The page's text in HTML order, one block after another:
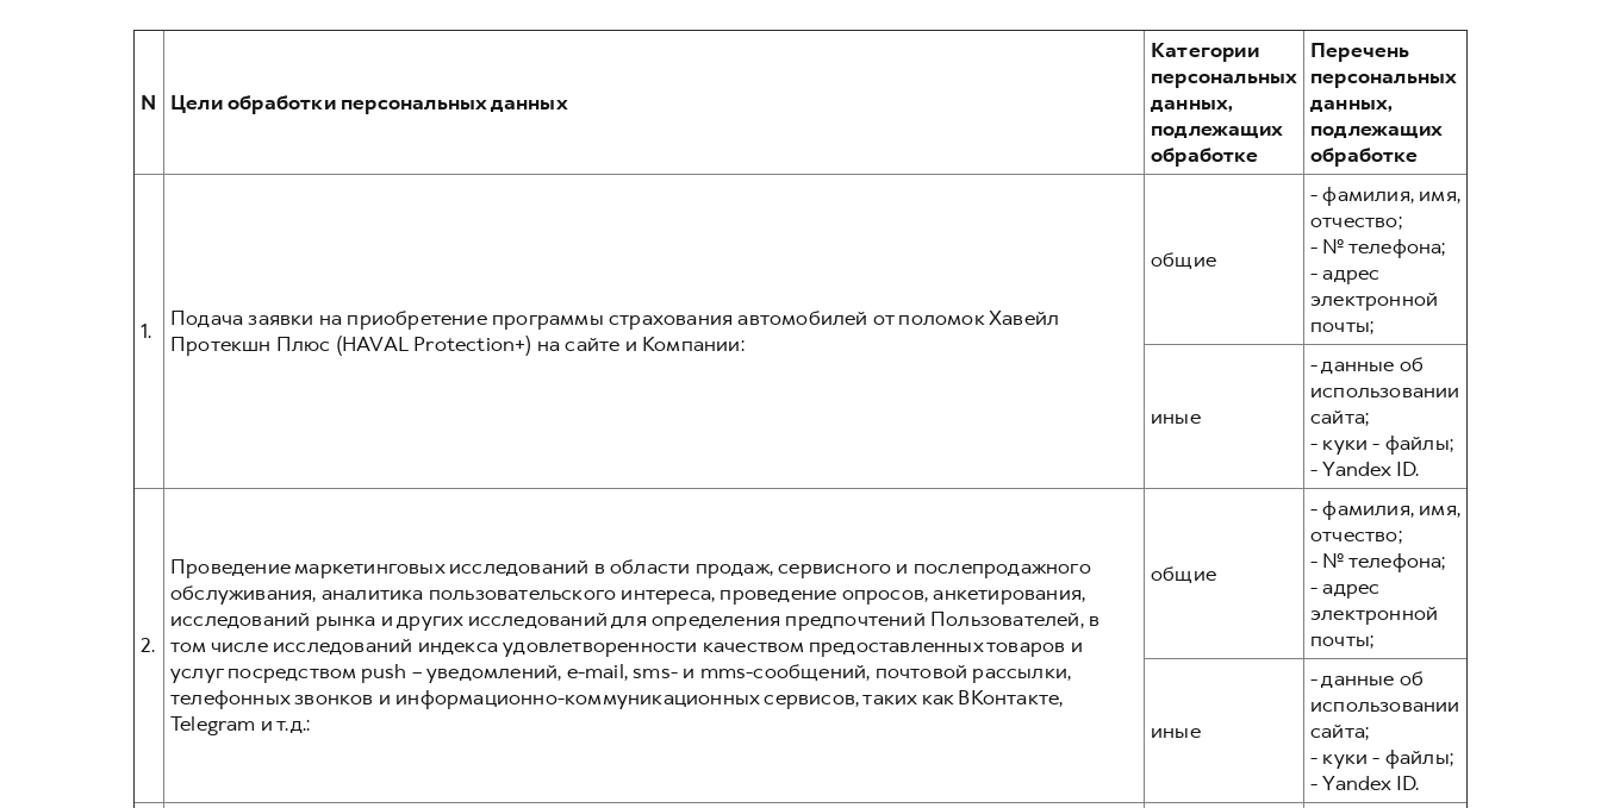
N Цели обработки персональных данных
Категории
персональных
данных,
подлежащих
обработке
Перечень
персональных
данных,
подлежащих
обработке
1.
Подача заявки на приобретение программы страхования автомобилей от поломок Хавейл
Протекшн Плюс (HAVAL Protection+) на сайте и Компании:
общие
- фамилия, имя,
отчество;
- № телефона;
- адрес
электронной
почты;
иные
- данные об
использовании
сайта;
- куки - файлы;
- Yandex ID.
2.
Проведение маркетинговых исследований в области продаж, сервисного и послепродажного
обслуживания, аналитика пользовательского интереса, проведение опросов, анкетирования,
исследований рынка и других исследований для определения предпочтений Пользователей, в
том числе исследований индекса удовлетворенности качеством предоставленных товаров и
услуг посредством push – уведомлений, e-mail, sms- и mms-сообщений, почтовой рассылки,
телефонных звонков и информационно-коммуникационных сервисов, таких как ВКонтакте,
Telegram и т.д.:
общие
- фамилия, имя,
отчество;
- № телефона;
- адрес
электронной
почты;
иные
- данные об
использовании
сайта;
- куки - файлы;
- Yandex ID.